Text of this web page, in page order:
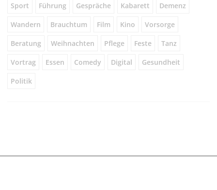
Sport Führung Gespräche Kabarett Demenz
Wandern Brauchtum Film Kino Vorsorge
Beratung Weihnachten Pflege Feste Tanz
Vortrag Essen Comedy Digital Gesundheit
Politik